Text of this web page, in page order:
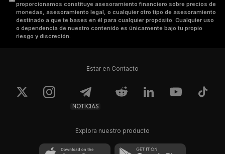
proporcionamos constituye asesoramiento financiero sobre precios de
monedas, asesoramiento legal, o cualquier otro tipo de asesoramiento
destinado a que te bases en él para cualquier propósito. Cualquier uso
o dependencia de nuestro contenido es únicamente bajo tu propio
riesgo y discreción.
Estar en Contacto
NOTICIAS
Explora nuestro producto